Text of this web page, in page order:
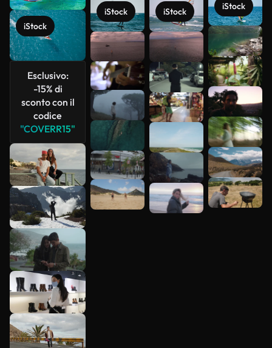
iStock
Esclusivo:
-15% di
sconto con il
codice
"COVERR15"
iStock iStock
iStock
Scopri di
più